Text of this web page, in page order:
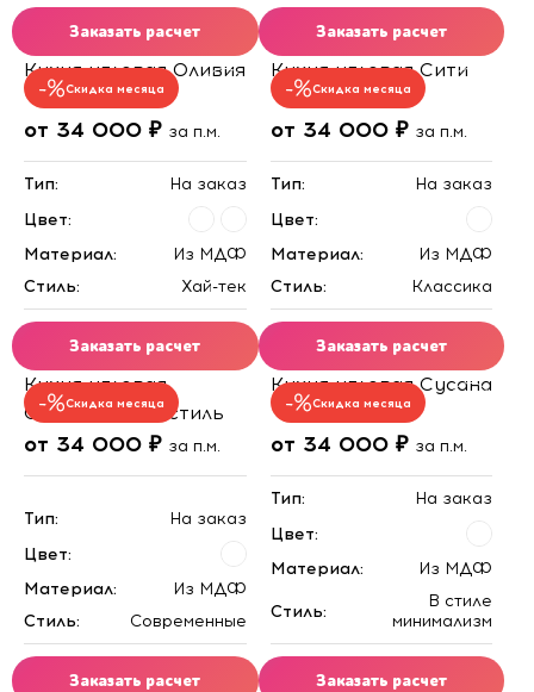
Заказать расчет Заказать расчет
Скидка месяца
Кухня угловая Оливия
от 34 000 ₽ за п.м.
Тип:
На заказ
Цвет:
Материал:
Из МДФ
Стиль:
Хай-тек
Заказать расчет
Скидка месяца
Кухня угловая Сити
от 34 000 ₽ за п.м.
Тип:
На заказ
Цвет:
Материал:
Из МДФ
Стиль:
Классика
Заказать расчет
Скидка месяца
Кухня угловая
Современный стиль
от 34 000 ₽ за п.м.
Тип:
На заказ
Цвет:
Материал:
Из МДФ
Стиль:
Современные
Заказать расчет
Скидка месяца
Кухня угловая Сусана
от 34 000 ₽ за п.м.
Тип:
На заказ
Цвет:
Материал:
Из МДФ
Стиль:
В стиле
минимализм
Заказать расчет